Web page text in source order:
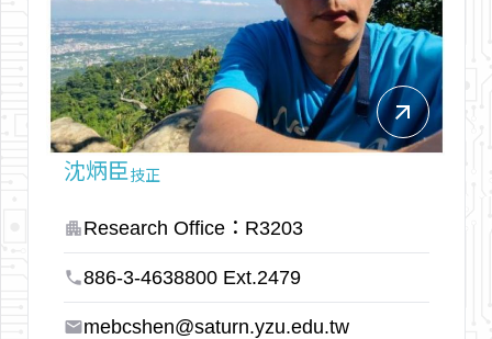
arrow_outward
沈炳臣技正
apartmentResearch Office：R3203
phone886-3-4638800 Ext.2479
emailmebcshen@saturn.yzu.edu.tw